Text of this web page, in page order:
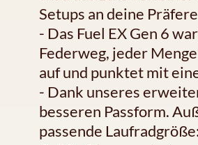
Setups an deine
- Das Fuel EX Gen 6
Federweg, jeder
auf und punktet mit
- Dank unseres
besseren Passform.
passende